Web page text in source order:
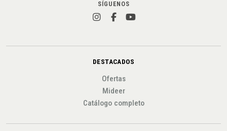
SÍGUENOS
DESTACADOS
Ofertas
Mideer
Catálogo completo